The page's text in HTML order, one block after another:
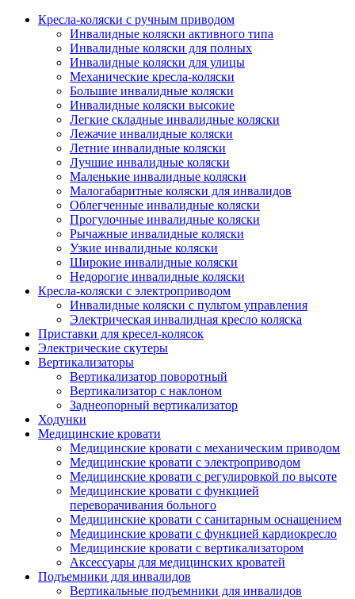
Кресла-коляски с ручным приводом
Инвалидные коляски активного типа
Инвалидные коляски для полных
Инвалидные коляски для улицы
Механические кресла-коляски
Большие инвалидные коляски
Инвалидные коляски высокие
Легкие складные инвалидные коляски
Лежачие инвалидные коляски
Летние инвалидные коляски
Лучшие инвалидные коляски
Маленькие инвалидные коляски
Малогабаритные коляски для инвалидов
Облегченные инвалидные коляски
Прогулочные инвалидные коляски
Рычажные инвалидные коляски
Узкие инвалидные коляски
Широкие инвалидные коляски
Недорогие инвалидные коляски
Кресла-коляски с электроприводом
Инвалидные коляски с пультом управления
Электрическая инвалидная кресло коляска
Приставки для кресел-колясок
Электрические скутеры
Вертикализаторы
Вертикализатор поворотный
Вертикализатор с наклоном
Заднеопорный вертикализатор
Ходунки
Медицинские кровати
Медицинские кровати с механическим приводом
Медицинские кровати с электроприводом
Медицинские кровати с регулировкой по высоте
Медицинские кровати с функцией
переворачивания больного
Медицинские кровати с санитарным оснащением
Медицинские кровати с функцией кардиокресло
Медицинские кровати с вертикализатором
Аксессуары для медицинских кроватей
Подъемники для инвалидов
Вертикальные подъемники для инвалидов